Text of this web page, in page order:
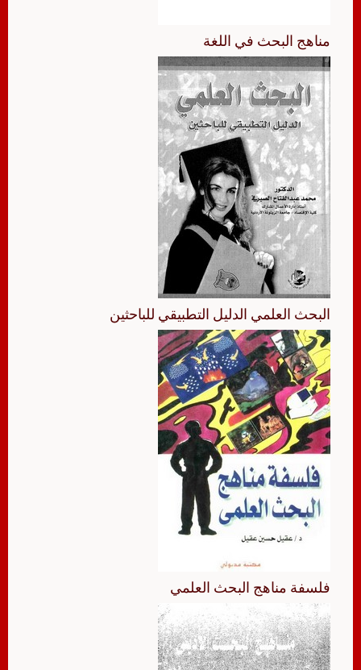
مناهج البحث في اللغة
البحث العلمي الدليل التطبيقي للباحثين
فلسفة مناهج البحث العلمي